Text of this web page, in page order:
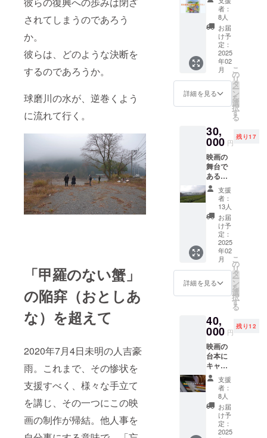
されてしまうのであろう
か。
彼らは、どのような決断を
するのであろうか。
球磨川の水が、逆巻くよう
に流れて行く。
「甲羅のない蟹」
の陥穽（おとしあ
な）を超えて
2020年7月4日未明の人吉豪
雨。これまで、その惨状を
支援すべく、様々な手立て
を講じ、その一つにこの映
画の制作が帰結。他人事を
前記載
＋メイ
キング
映像視
聴URL
＋先行
視聴
URL ＋
人吉球
磨特産
容 エン
ドロー
ルにお
名前記
載 ＋メ
イキン
グ映像
視聴
URL ＋
先行視
会ご招
待
たキジ
馬くん
に起き
た、実
話をも
とに描
かれた
絵本を
プレゼ
ントい
たしま
す。 映
案の元
になっ
た絵本
でもあ
りま
す。 映
画と一
緒にお
読みい
ただけ
ると映
画を二
倍、三
倍楽し
めるか
もしれ
ませ
・ペー
ジ数
48ペー
ジ ・タ
イトル
「川が
あふれ
た！ま
ちが沈
んだ
日」〜
生きる
力をく
者：
8人
お届
け予
定：
2025
年02
月
詳細を見る
こ
の
リ
タ
ー
ン
を
選
択
す
る
30,
000 円
残り17
映画の
舞台で
ある、
熊本県
人吉球
磨地域
はお茶
の名産
地で
す。 無
農薬栽
培の茶
葉を使
用した
美味し
い緑茶
をお送
りいた
しま
す。 映
画内で
もお茶
屋さん
や茶畑
は登場
する予
定で
す。 映
画と一
支援
者：
13人
お届
け予
定：
2025
年02
月
詳細を見る
こ
の
リ
タ
ー
ン
を
選
択
す
る
40,
000 円
残り12
映画の
台本に
キャス
トの皆
さんか
らサイ
ンを入
れてい
ただい
た台本
支援
者：
8人
お届
け予
定：
2025